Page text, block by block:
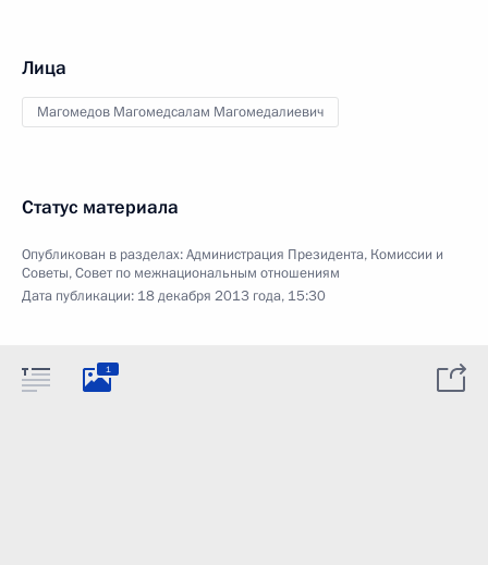
Лица
Магомедов Магомедсалам Магомедалиевич
Статус материала
Опубликован в разделах:Администрация Президента, Комиссии и
Советы,Совет по межнациональным отношениям
Дата публикации: 18 декабря 2013 года, 15:30
1